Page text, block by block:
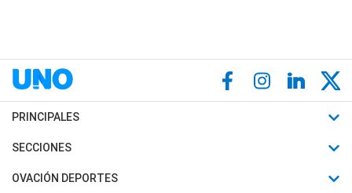
PRINCIPALES
Últimas Noticias
Política
SECCIONES
Horóscopo
OVACIÓN DEPORTES